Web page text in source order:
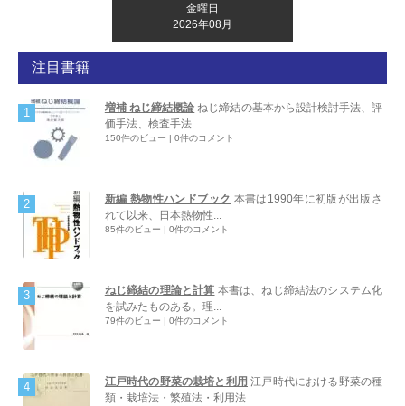
金曜日
2026年08月
注目書籍
増補 ねじ締結概論 ねじ締結の基本から設計検討手法、評
価手法、検査手法...
150件のビュー | 0件のコメント
新編 熱物性ハンドブック 本書は1990年に初版が出版さ
れて以来、日本熱物性...
85件のビュー | 0件のコメント
ねじ締結の理論と計算 本書は、ねじ締結法のシステム化
を試みたものある。理...
79件のビュー | 0件のコメント
江戸時代の野菜の栽培と利用 江戸時代における野菜の種
類・栽培法・繁殖法・利用法...